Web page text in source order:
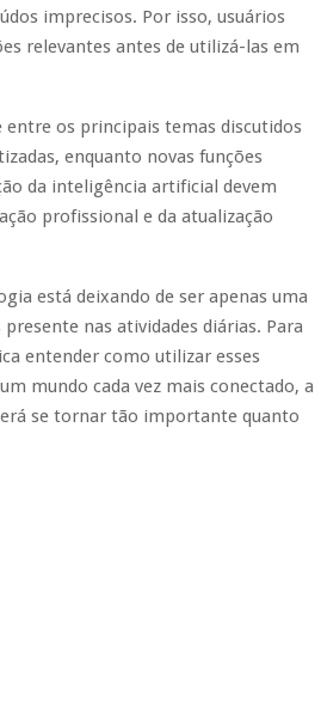
imprecisos. Por isso, usuários
relevantes antes de utilizá-las em
os principais temas discutidos
enquanto novas funções
da inteligência artificial devem
profissional e da atualização
está deixando de ser apenas uma
nas atividades diárias. Para
entender como utilizar esses
mundo cada vez mais conectado, a
se tornar tão importante quanto